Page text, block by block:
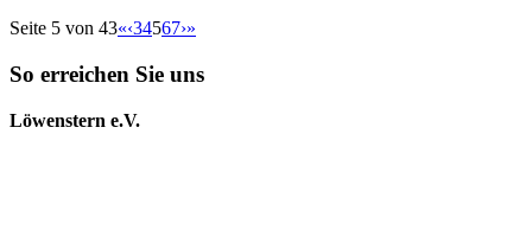
Seite 5 von 43«‹34567›»
So erreichen Sie uns
Löwenstern e.V.